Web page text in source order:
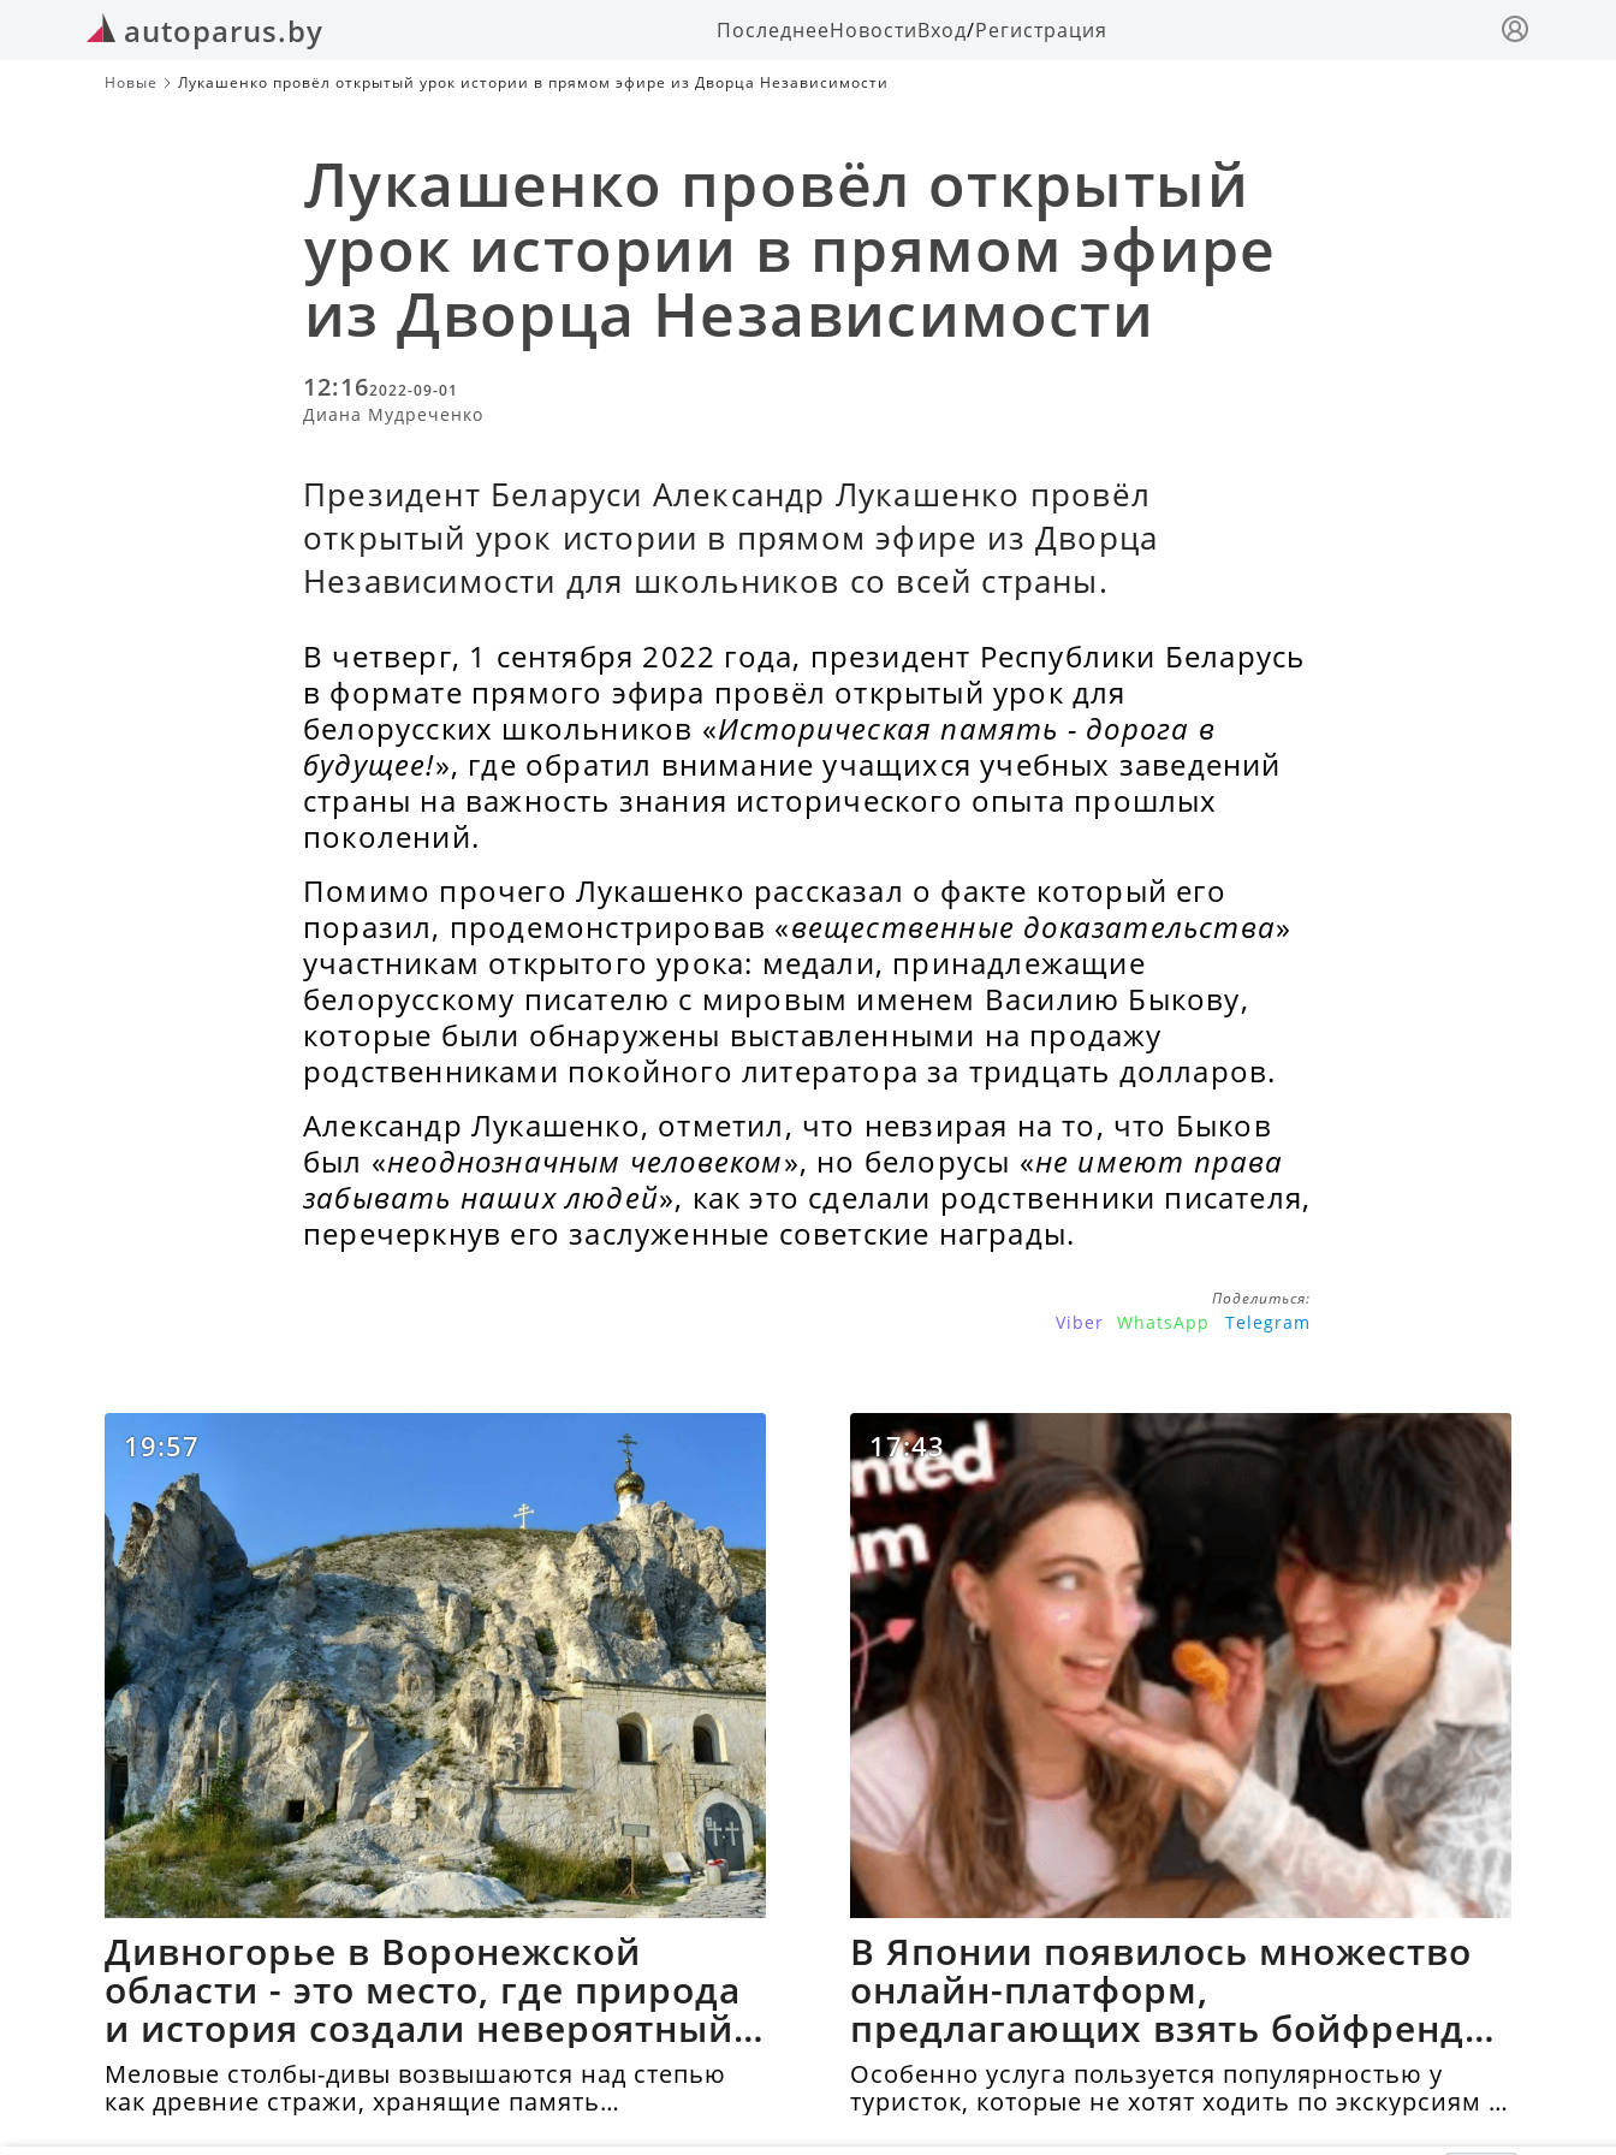
autoparus.by ПоследнееНовостиВход/Регистрация
Новые Лукашенко провёл открытый урок истории в прямом эфире из Дворца Независимости
Лукашенко провёл открытый
урок истории в прямом эфире
из Дворца Независимости
12:162022-09-01
Диана Мудреченко
Президент Беларуси Александр Лукашенко провёл
открытый урок истории в прямом эфире из Дворца
Независимости для школьников со всей страны.
В четверг, 1 сентября 2022 года, президент Республики Беларусь
в формате прямого эфира провёл открытый урок для
белорусских школьников «Историческая память - дорога в
будущее!», где обратил внимание учащихся учебных заведений
страны на важность знания исторического опыта прошлых
поколений.
Помимо прочего Лукашенко рассказал о факте который его
поразил, продемонстрировав «вещественные доказательства»
участникам открытого урока: медали, принадлежащие
белорусскому писателю с мировым именем Василию Быкову,
которые были обнаружены выставленными на продажу
родственниками покойного литератора за тридцать долларов.
Александр Лукашенко, отметил, что невзирая на то, что Быков
был «неоднозначным человеком», но белорусы «не имеют права
забывать наших людей», как это сделали родственники писателя,
перечеркнув его заслуженные советские награды.
Поделиться:
Viber WhatsApp Telegram
19:57
Дивногорье в Воронежской
области - это место, где природа
и история создали невероятный
синтез
Меловые столбы-дивы возвышаются над степью
как древние стражи, хранящие память
17:43
В Японии появилось множество
онлайн-платформ,
предлагающих взять бойфрендов
напрокат
Особенно услуга пользуется популярностью у
туристок, которые не хотят ходить по экскурсиям и